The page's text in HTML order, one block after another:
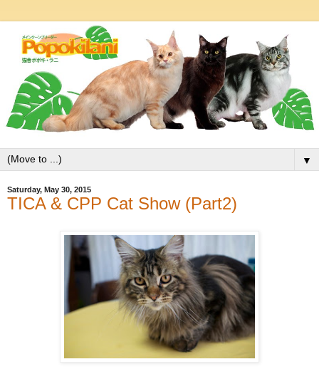
▼
Saturday, May 30, 2015
TICA & CPP Cat Show (Part2)